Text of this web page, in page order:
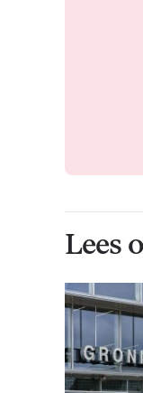
Lees